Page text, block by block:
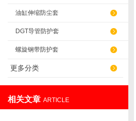
油缸伸缩防尘套
DGT导管防护套
螺旋钢带防护套
更多分类
相关文章 ARTICLE